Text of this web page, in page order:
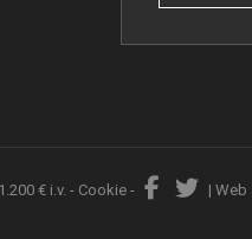
€ i.v. - Cookie - | Web